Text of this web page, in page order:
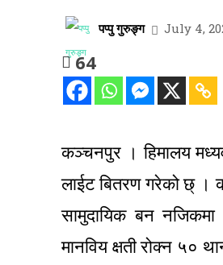
पप्पु गुरुङ्ग July 4,
64
कञ्चनपुर । हिमालय
लाईट बितरण गरेको छ् ।
सामुदायिक बन नजिकमा
मानविय क्षती रोक्न ५०